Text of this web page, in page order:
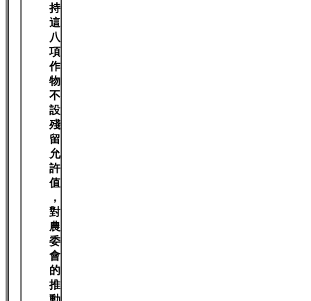
持
這
八
項
作
物
不
設
殘
留
允
許
值
，
對
農
委
會
的
推